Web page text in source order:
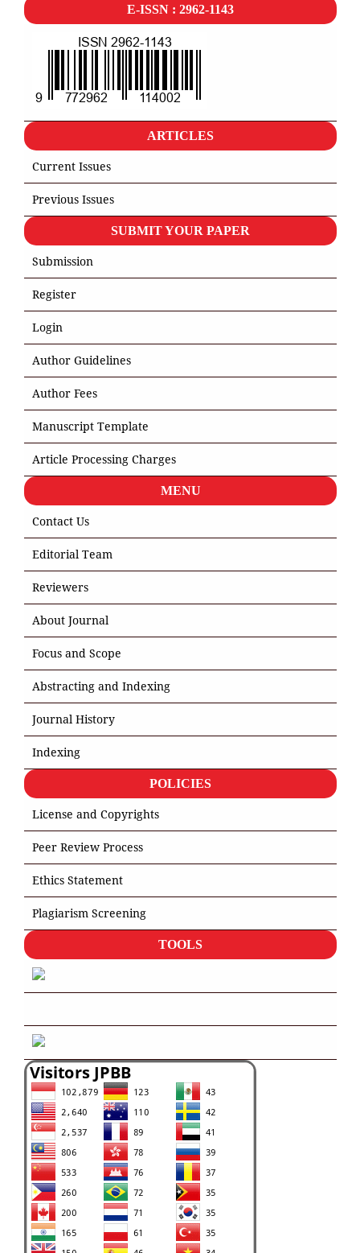
E-ISSN : 2962-1143
ARTICLES
Current Issues
Previous Issues
SUBMIT YOUR PAPER
Submission
Register
Login
Author Guidelines
Author Fees
Manuscript Template
Article Processing Charges
MENU
Contact Us
Editorial Team
Reviewers
About Journal
Focus and Scope
Abstracting and Indexing
Journal History
Indexing
POLICIES
License and Copyrights
Peer Review Process
Ethics Statement
Plagiarism Screening
TOOLS